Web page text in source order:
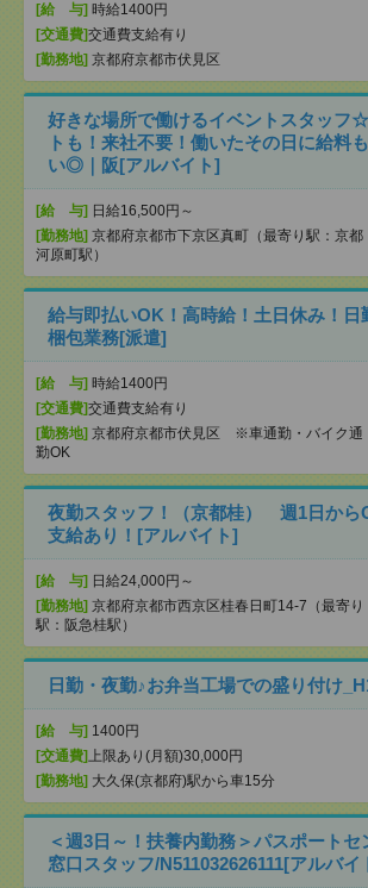
[給 与] 時給1400円
[交通費]交通費支給有り
[勤務地] 京都府京都市伏見区
好きな場所で働けるイベントスタッフ
トも！来社不要！働いたその日に給料
い◎｜阪[アルバイト]
[給 与] 日給16,500円～
[勤務地] 京都府京都市下京区真町（最寄り駅：京都
河原町駅）
給与即払いOK！高時給！土日休み！日
梱包業務[派遣]
[給 与] 時給1400円
[交通費]交通費支給有り
[勤務地] 京都府京都市伏見区 ※車通勤・バイク通
勤OK
夜勤スタッフ！（京都桂） 週1日から
支給あり！[アルバイト]
[給 与] 日給24,000円～
[勤務地] 京都府京都市西京区桂春日町14-7（最寄り
駅：阪急桂駅）
日勤・夜勤♪お弁当工場での盛り付け
[給 与] 1400円
[交通費] 上限あり(月額)30,000円
[勤務地] 大久保(京都府)駅から車15分
＜週3日～！扶養内勤務＞パスポートセ
窓口スタッフ/N511032626111[アルバイ